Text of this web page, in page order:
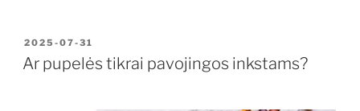
PASKELBTA
2025-07-31
Ar pupelės tikrai pavojingos inkstams?